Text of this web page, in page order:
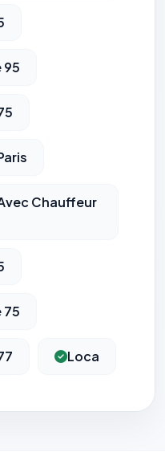
95
Chauffeur
75
Loca